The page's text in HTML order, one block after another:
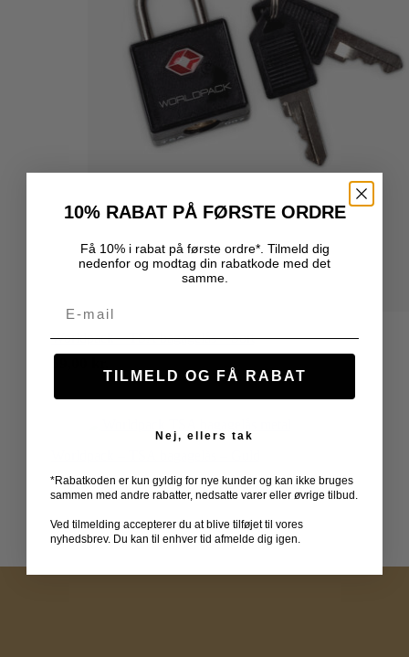
Worldpack – TSA bagagelås – Sort
49,00kr.
10% RABAT PÅ FØRSTE ORDRE
Få 10% i rabat på første ordre*. Tilmeld dig
nedenfor og modtag din rabatkode med det
samme.
Email
TILMELD OG FÅ RABAT
Nej, ellers tak
*Rabatkoden er kun gyldig for nye kunder og kan ikke bruges
sammen med andre rabatter, nedsatte varer eller øvrige tilbud.
Ved tilmelding accepterer du at blive tilføjet til vores
nyhedsbrev. Du kan til enhver tid afmelde dig igen.